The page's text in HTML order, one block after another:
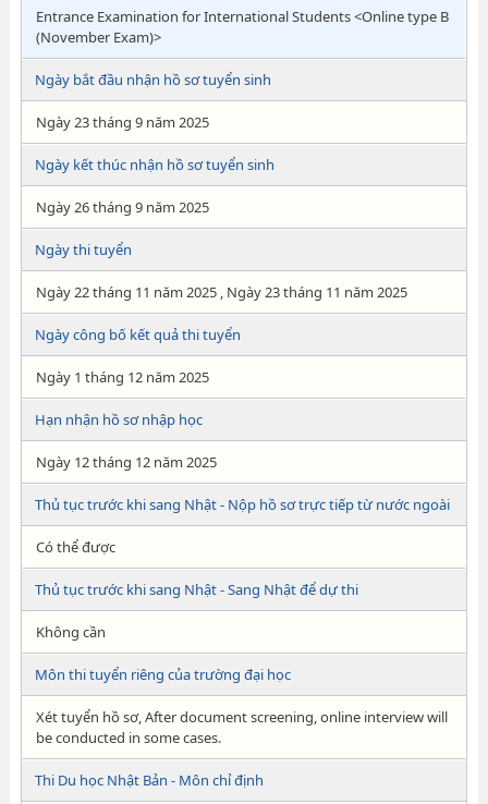
Entrance Examination for International Students <Online type B
(November Exam)>
Ngày bắt đầu nhận hồ sơ tuyển sinh
Ngày 23 tháng 9 năm 2025
Ngày kết thúc nhận hồ sơ tuyển sinh
Ngày 26 tháng 9 năm 2025
Ngày thi tuyển
Ngày 22 tháng 11 năm 2025 , Ngày 23 tháng 11 năm 2025
Ngày công bố kết quả thi tuyển
Ngày 1 tháng 12 năm 2025
Hạn nhận hồ sơ nhập học
Ngày 12 tháng 12 năm 2025
Thủ tục trước khi sang Nhật - Nộp hồ sơ trực tiếp từ nước ngoài
Có thể được
Thủ tục trước khi sang Nhật - Sang Nhật để dự thi
Không cần
Môn thi tuyển riêng của trường đại học
Xét tuyển hồ sơ, After document screening, online interview will
be conducted in some cases.
Thi Du học Nhật Bản - Môn chỉ định